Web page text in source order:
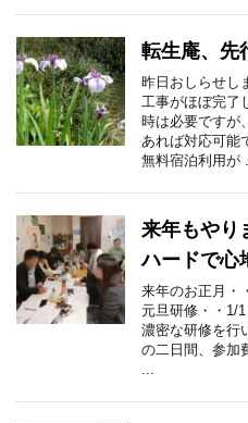
転生庵、先
昨日おしらせし
工事がほぼ完了
時は必要ですが
あれば対応可能
無料宿泊利用が
来年もや
ハードで心
来年のお正月・
元旦研修・・1/
濃密な研修を行
の二日間、参
...